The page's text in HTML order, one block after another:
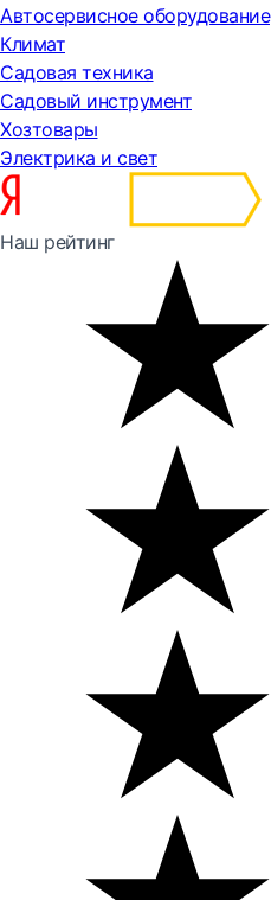
Автосервисное оборудование
Климат
Садовая техника
Садовый инструмент
Хозтовары
Электрика и свет
Наш рейтинг